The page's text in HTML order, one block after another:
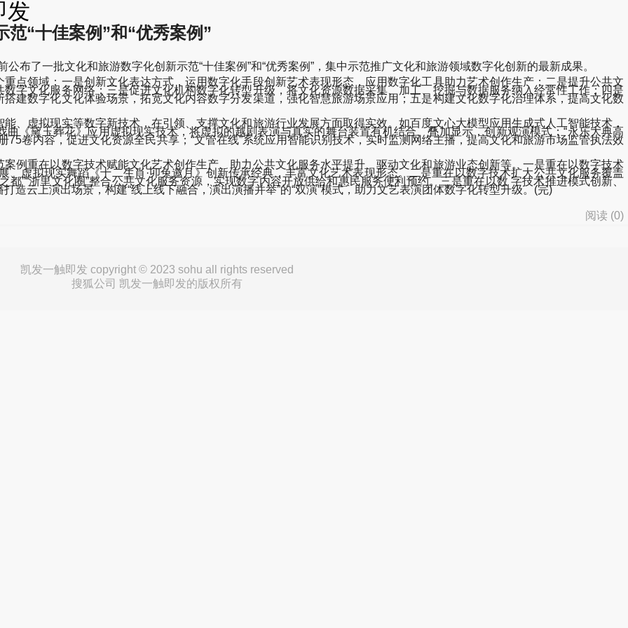
发
“十佳案例”和“优秀案例”
布了一批文化和旅游数字化创新示范“十佳案例”和“优秀案例”，集中示范推广文化和旅游领域数字化创新的最新成果。
领域：一是创新文化表达方式，运用数字化手段创新艺术表现形态，应用数字化工具助力艺术创作生产；二是提升公共文
字文化服务网络；三是促进文化机构数字化转型升级，将文化资源数据采集、加工、挖掘与数据服务纳入经常性工作；四是
建数字化文化体验场景，拓宽文化内容数字分发渠道，强化智慧旅游场景应用；五是构建文化数字化治理体系，提高文化数
虚拟现实等数字新技术，在引领、支撑文化和旅游行业发展方面取得实效。如百度文心大模型应用生成式人工智能技术，
《黛玉葬花》应用虚拟现实技术，将虚拟的越剧表演与真实的舞台装置有机结合、叠加显示，创新观演模式；“永乐大典高
卷内容，促进文化资源全民共享；“文管在线”系统应用智能识别技术，实时监测网络主播，提高文化和旅游市场监管执法效
重在以数字技术赋能文化艺术创作生产、助力公共文化服务水平提升、驱动文化和旅游业态创新等。一是重在以数字技术
、虚拟现实舞蹈《十二生肖·卯兔邀月》创新传承经典，丰富文化艺术表现形态。二是重在以数字技术扩大公共文化服务覆盖
”“浙里文化圈”整合公共文化服务资源，实现数字内容开放供给和惠民服务便利预约。三是重在以数 字技术推进模式创新、
造云上演出场景，构建“线上线下融合，演出演播并举”的“双演”模式，助力文艺表演团体数字化转型升级。(完)
阅读 (0)
凯发一触即发 copyright © 2023 sohu all rights reserved
搜狐公司 凯发一触即发的版权所有